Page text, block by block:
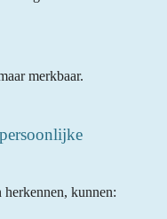
merkbaar.
kunnen: